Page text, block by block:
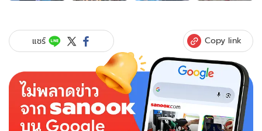
อีก
คู่
กัน
ตพร"
ใหญ่
คุกเข่า
แชร์ Copy link